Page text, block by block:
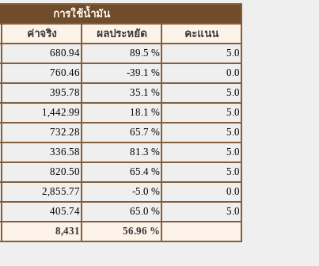
การใช้น้ำมัน
ค่าจริง ผลประหยัด
คะแนน
680.94 89.5 %
5.0
760.46 -39.1 %
0.0
395.78 35.1 %
5.0
1,442.99 18.1 %
5.0
732.28 65.7 %
5.0
336.58 81.3 %
5.0
820.50 65.4 %
5.0
2,855.77 -5.0 %
0.0
405.74 65.0 %
5.0
8,431 56.96 %